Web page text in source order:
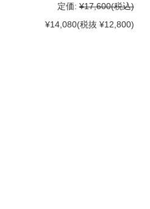
定価: ¥17,600(税込)
¥14,080(税抜 ¥12,800)